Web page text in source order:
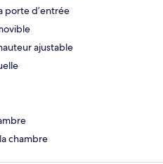
porte d’entrée
ajustable
chambre